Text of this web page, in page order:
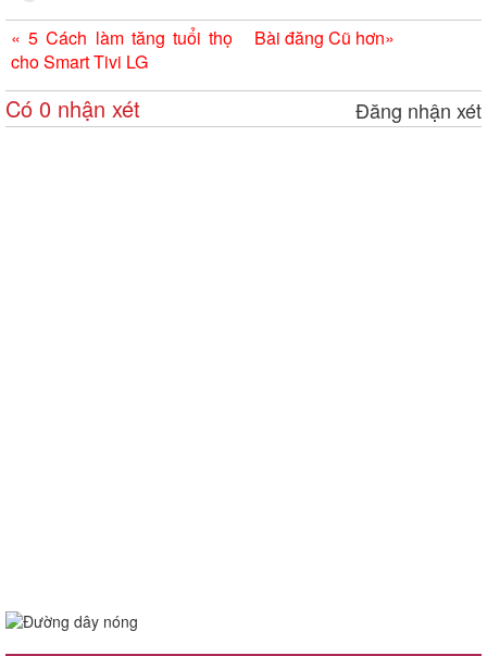
« 5 Cách làm tăng tuổi thọ
cho Smart Tivi LG
Bài đăng Cũ hơn»
Có 0 nhận xét Đăng nhận xét